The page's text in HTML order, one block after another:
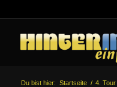
Du bist hier: Startseite / 4.